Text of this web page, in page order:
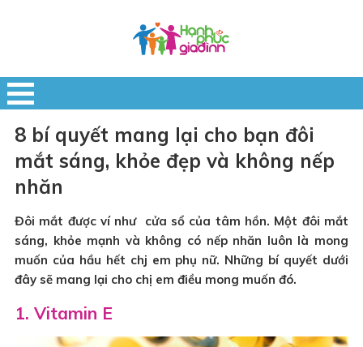
8 bí quyết mang lại cho bạn đôi
mắt sáng, khỏe đẹp và không nếp
nhăn
Đôi mắt được ví như cửa sổ của tâm hồn. Một đôi mắt
sáng, khỏe mạnh và không có nếp nhăn luôn là mong
muốn của hầu hết chj em phụ nữ. Những bí quyết dưới
đây sẽ mang lại cho chị em điều mong muốn đó.
1. Vitamin E